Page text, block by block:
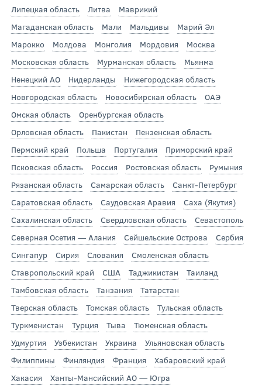
Липецкая область
Литва
Маврикий
Магаданская область
Мали Мальдивы
Марий Эл
Марокко
Молдова Монголия Мордовия
Москва
Московская область
Мурманская область
Мьянма
Ненецкий АО
Нидерланды
Нижегородская область
Новгородская область
Новосибирская область
ОАЭ
Омская область
Оренбургская область
Орловская область
Пакистан
Пензенская область
Пермский край
Польша Португалия
Приморский край
Псковская область
Россия Ростовская область
Румыния
Рязанская область
Самарская область
Санкт-Петербург
Саратовская область
Саудовская Аравия
Саха (Якутия)
Сахалинская область
Свердловская область
Севастополь
Северная Осетия — Алания
Сейшельские Острова
Сербия
Сингапур
Сирия Словакия
Смоленская область
Ставропольский край
США Таджикистан
Таиланд
Тамбовская область
Танзания
Татарстан
Тверская область
Томская область
Тульская область
Туркменистан
Турция Тыва
Тюменская область
Удмуртия
Узбекистан Украина
Ульяновская область
Филиппины
Финляндия Франция
Хабаровский край
Хакасия
Ханты-Мансийский АО — Югра